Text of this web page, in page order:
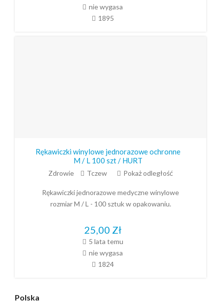
nie wygasa
1895
Rękawiczki winylowe jednorazowe ochronne
M / L 100 szt / HURT
Zdrowie Tczew Pokaż odległość
Rękawiczki jednorazowe medyczne winylowe
rozmiar M / L - 100 sztuk w opakowaniu.
25,00 Zł
5 lata temu
nie wygasa
1824
Polska